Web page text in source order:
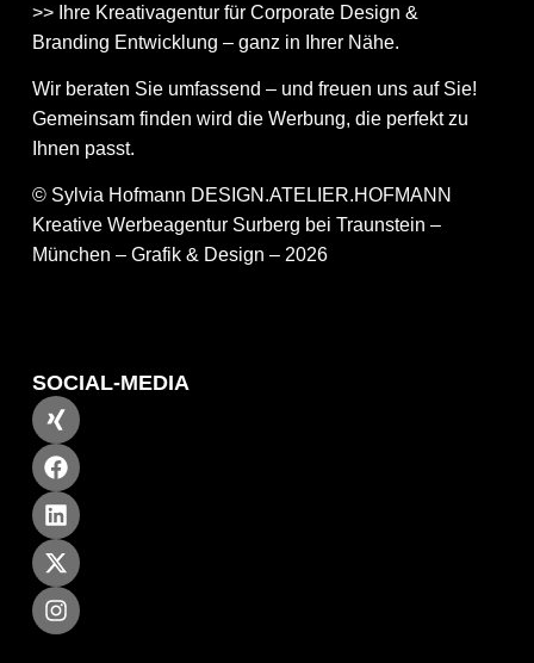
>> Ihre Kreativagentur für Corporate Design &
Branding Entwicklung – ganz in Ihrer Nähe.
Wir beraten Sie umfassend – und freuen uns auf Sie!
Gemeinsam finden wird die Werbung, die perfekt zu
Ihnen passt.
© Sylvia Hofmann DESIGN.ATELIER.HOFMANN
Kreative Werbeagentur Surberg bei Traunstein –
München – Grafik & Design – 2026
SOCIAL-MEDIA